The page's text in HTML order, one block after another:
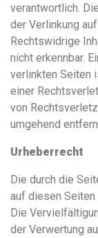
verantwortlich.
der Verlinkung
Rechtswidrige
nicht erkennbar.
verlinkten Seiten
einer
von
umgehend
Urheberrecht
Die durch die
auf diesen Seiten
Die
der Verwertung